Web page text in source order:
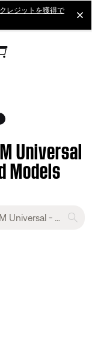
レジットを獲得で
Universal
Models